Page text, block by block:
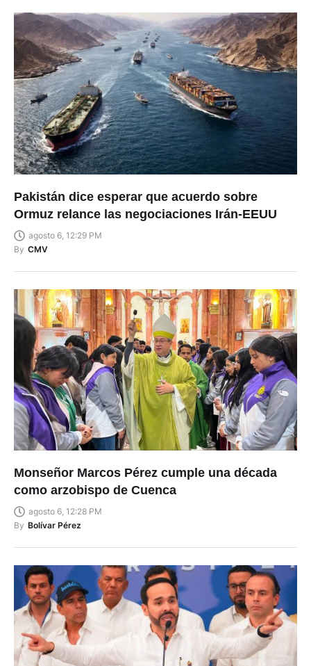
Pakistán dice esperar que acuerdo sobre
Ormuz relance las negociaciones Irán-EEUU
agosto 6, 12:29 PM
By CMV
Monseñor Marcos Pérez cumple una década
como arzobispo de Cuenca
agosto 6, 12:28 PM
By Bolívar Pérez